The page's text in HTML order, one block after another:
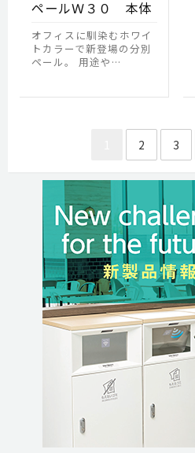
ペールＷ３０ 本体
オフィスに馴染むホワイ
トカラーで新登場の分別
ペール。 用途や…
2 3